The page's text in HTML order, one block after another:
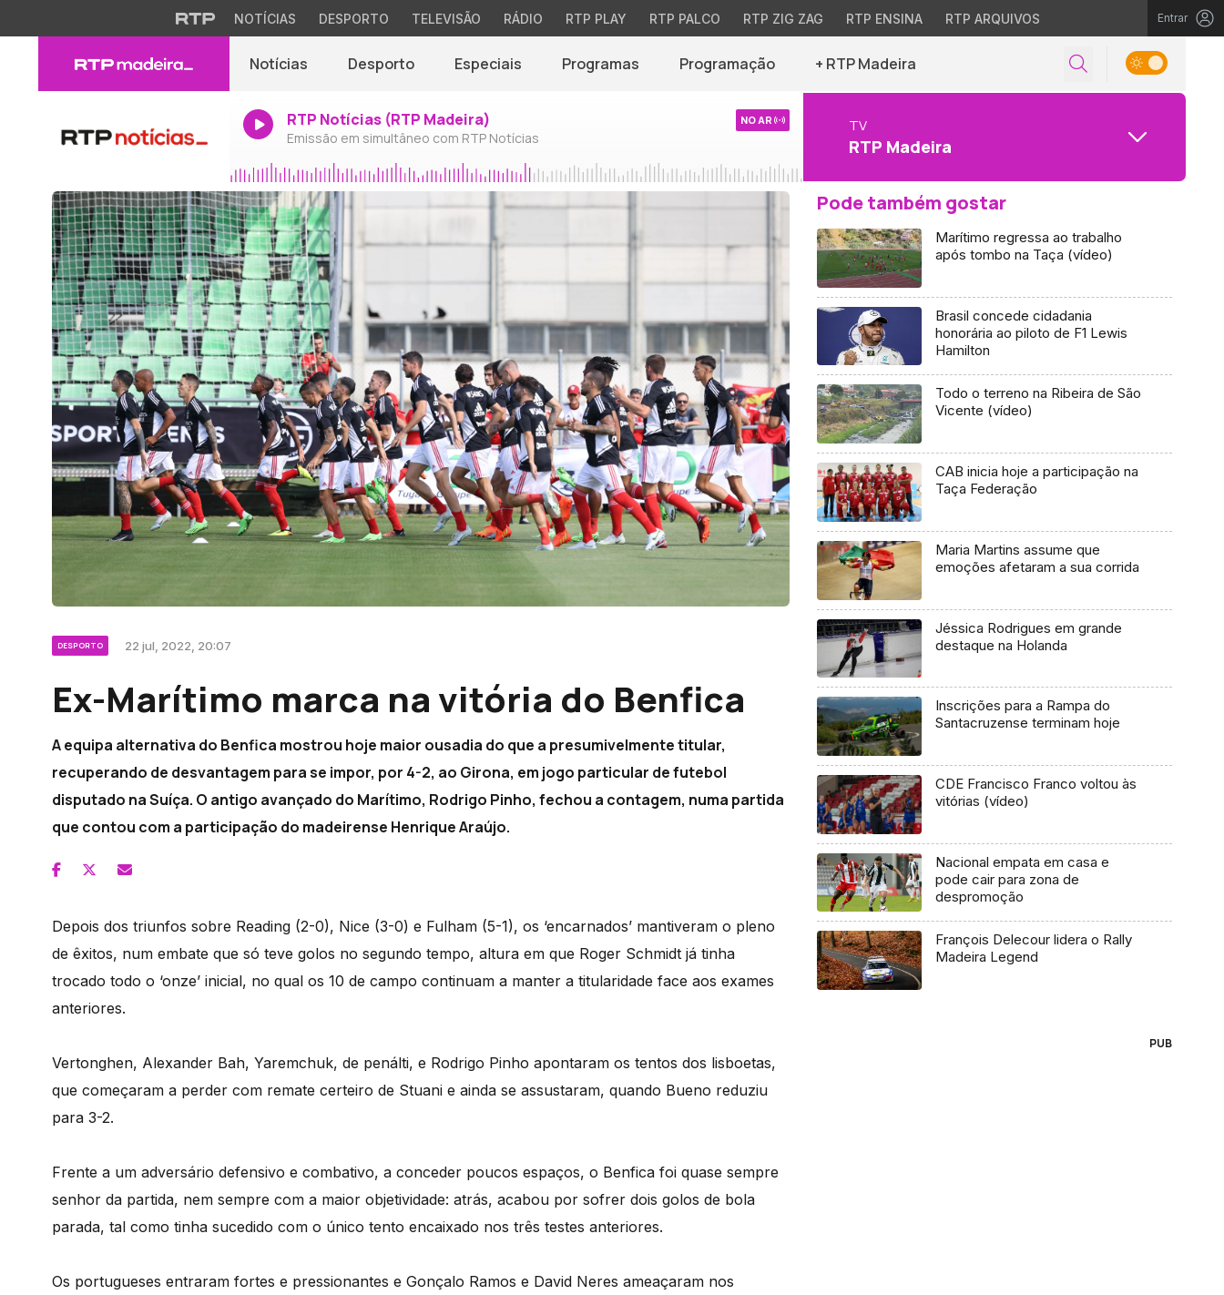
NOTÍCIAS DESPORTO TELEVISÃO RÁDIO RTP PLAY RTP PALCO RTP ZIG ZAG RTP ENSINA RTP ARQUIVOS Entrar
Notícias Desporto Especiais Programas Programação + RTP Madeira
RTP Notícias (RTP Madeira)
Emissão em simultâneo com RTP Notícias
NO AR TV
RTP Madeira
DESPORTO 22 jul, 2022, 20:07
Ex-Marítimo marca na vitória do Benfica
A equipa alternativa do Benfica mostrou hoje maior ousadia do que a presumivelmente titular,
recuperando de desvantagem para se impor, por 4-2, ao Girona, em jogo particular de futebol
disputado na Suíça. O antigo avançado do Marítimo, Rodrigo Pinho, fechou a contagem, numa partida
que contou com a participação do madeirense Henrique Araújo.
Depois dos triunfos sobre Reading (2-0), Nice (3-0) e Fulham (5-1), os ‘encarnados’ mantiveram o pleno
de êxitos, num embate que só teve golos no segundo tempo, altura em que Roger Schmidt já tinha
trocado todo o ‘onze’ inicial, no qual os 10 de campo continuam a manter a titularidade face aos exames
anteriores.
Vertonghen, Alexander Bah, Yaremchuk, de penálti, e Rodrigo Pinho apontaram os tentos dos lisboetas,
que começaram a perder com remate certeiro de Stuani e ainda se assustaram, quando Bueno reduziu
para 3-2.
Frente a um adversário defensivo e combativo, a conceder poucos espaços, o Benfica foi quase sempre
senhor da partida, nem sempre com a maior objetividade: atrás, acabou por sofrer dois golos de bola
parada, tal como tinha sucedido com o único tento encaixado nos três testes anteriores.
Os portugueses entraram fortes e pressionantes e Gonçalo Ramos e David Neres ameaçaram nos
Pode também gostar
Marítimo regressa ao trabalho
após tombo na Taça (vídeo)
Brasil concede cidadania
honorária ao piloto de F1 Lewis
Hamilton
Todo o terreno na Ribeira de São
Vicente (vídeo)
CAB inicia hoje a participação na
Taça Federação
Maria Martins assume que
emoções afetaram a sua corrida
Jéssica Rodrigues em grande
destaque na Holanda
Inscrições para a Rampa do
Santacruzense terminam hoje
CDE Francisco Franco voltou às
vitórias (vídeo)
Nacional empata em casa e
pode cair para zona de
despromoção
François Delecour lidera o Rally
Madeira Legend
PUB